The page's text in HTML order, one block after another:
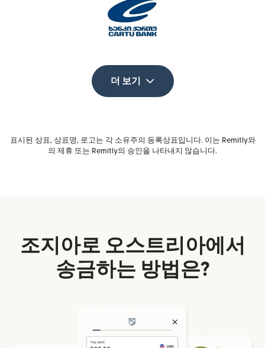
더 보기
표시된 상표, 상표명, 로고는 각 소유주의 등록상표입니다. 이는 Remitly와
의 제휴 또는 Remitly의 승인을 나타내지 않습니다.
조지아로 오스트리아에서
송금하는 방법은?